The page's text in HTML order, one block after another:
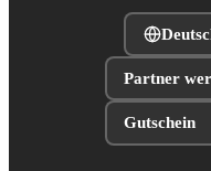
Partner
Gutschein